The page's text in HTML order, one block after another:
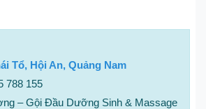
Tổ, Hội An, Quảng Nam
788 155
– Gội Đầu Dưỡng Sinh & Massage